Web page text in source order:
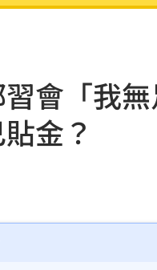
故 1名駕駛死亡
讓他氣噗噗：隨便啦
韋盛3打點率隊2連勝
萬 他原價現金秒結帳
！66歲媳無法退休
總曝張皓崴終極目標
會「我
金？